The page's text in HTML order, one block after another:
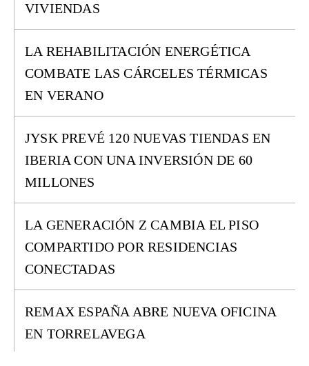
VIVIENDAS
LA REHABILITACIÓN ENERGÉTICA
COMBATE LAS CÁRCELES TÉRMICAS
EN VERANO
JYSK PREVÉ 120 NUEVAS TIENDAS EN
IBERIA CON UNA INVERSIÓN DE 60
MILLONES
LA GENERACIÓN Z CAMBIA EL PISO
COMPARTIDO POR RESIDENCIAS
CONECTADAS
REMAX ESPAÑA ABRE NUEVA OFICINA
EN TORRELAVEGA